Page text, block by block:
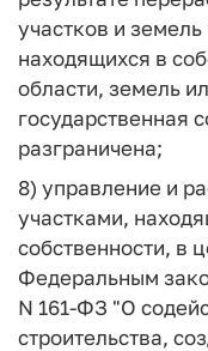
участков и
находящихся в
области, земель
государственная
разграничена;
8) управление и
участками,
собственности, в
Федеральным
N 161-ФЗ "О
строительства,